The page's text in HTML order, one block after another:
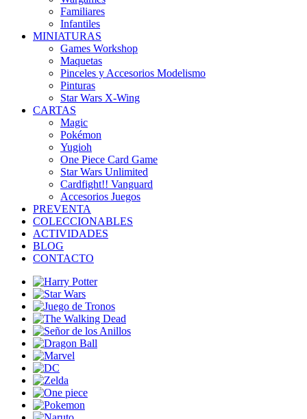
Familiares
Infantiles
MINIATURAS
Games Workshop
Maquetas
Pinceles y Accesorios Modelismo
Pinturas
Star Wars X-Wing
CARTAS
Magic
Pokémon
Yugioh
One Piece Card Game
Star Wars Unlimited
Cardfight!! Vanguard
Accesorios Juegos
PREVENTA
COLECCIONABLES
ACTIVIDADES
BLOG
CONTACTO